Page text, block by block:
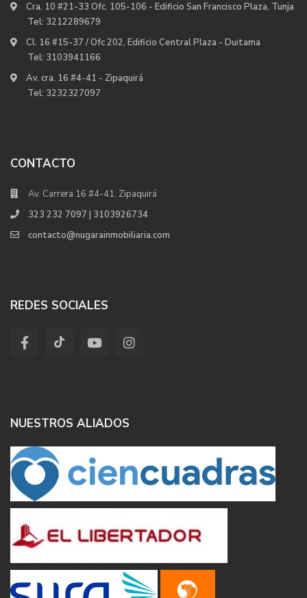
Cra. 10 #21-33 Ofc. 105-106 - Edificio San Francisco Plaza, Tunja
Tel: 3212289679
Cl. 16 #15-37 / Ofc 202, Edificio Central Plaza - Duitama
Tel: 3103941166
Av. cra. 16 #4-41 - Zipaquirá
Tel: 3232327097
CONTACTO
Av. Carrera 16 #4-41, Zipaquirá
323 232 7097 | 3103926734
contacto@nugarainmobiliaria.com
REDES SOCIALES
NUESTROS ALIADOS